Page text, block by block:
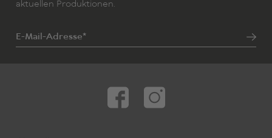
aktuellen Produktionen.
E-Mail-Adresse*